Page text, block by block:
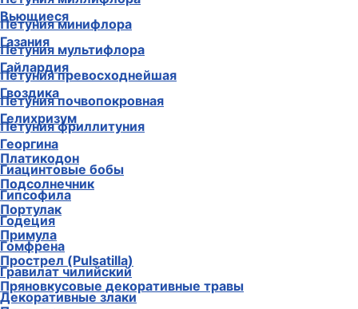
Петуния минифлора
Петуния мультифлора
Петуния превосходнейшая
Петуния почвопокровная
Петуния фриллитуния
Платикодон
Подсолнечник
Портулак
Примула
Прострел (Pulsatilla)
Пряновкусовые декоративные травы
Вьющиеся
Газания
Гайлардия
Гвоздика
Гелихризум
Георгина
Гиацинтовые бобы
Гипсофила
Годеция
Гомфрена
Гравилат чилийский
Декоративные злаки